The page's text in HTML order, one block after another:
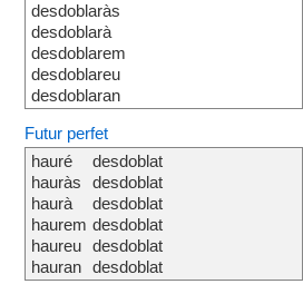
desdoblaràs
desdoblarà
desdoblarem
desdoblareu
desdoblaran
Futur perfet
hauré
hauràs
haurà
haurem
haureu
hauran
desdoblat
desdoblat
desdoblat
desdoblat
desdoblat
desdoblat